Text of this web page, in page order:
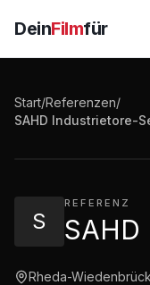
DeinFilmfür
Start/Referenzen/
SAHD Industrietore-
S
REFERENZ
Rheda-Wiedenbrück
SAHD